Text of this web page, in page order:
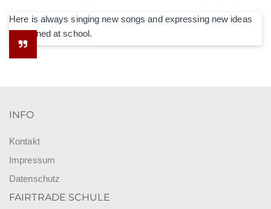
Here is always singing new songs and expressing new ideas
he learned at school.
INFO
Kontakt
Impressum
Datenschutz
FAIRTRADE SCHULE